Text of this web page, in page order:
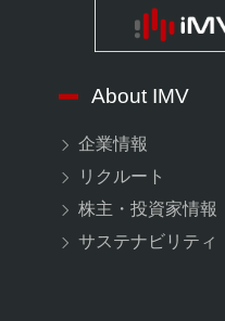
About IMV
企業情報
リクルート
株主・投資家情報
サステナビリティ